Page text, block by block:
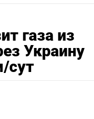
газа из
Украину
сут